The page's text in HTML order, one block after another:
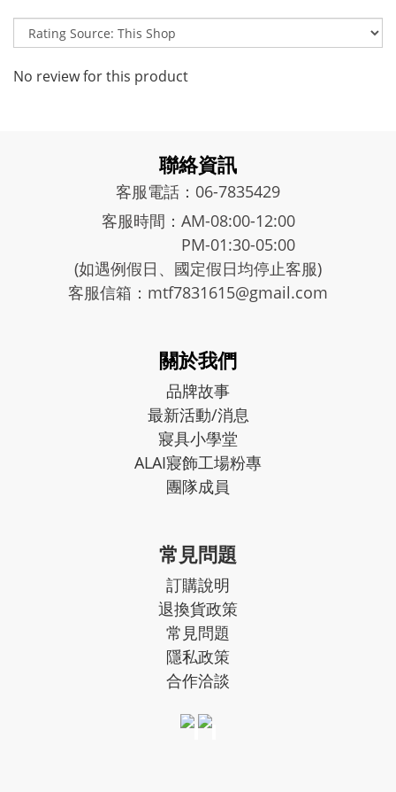
No review for this product
聯絡資訊
客服電話：06-7835429
客服時間：AM-08:00-12:00
PM-01:30-05:00
(如遇例假日、國定假日均停止客服)
客服信箱：mtf7831615@gmail.com
關於我們
品牌故事
最新活動/消息
寢具小學堂
ALAI寢飾工場粉專
團隊成員
常見問題
訂購說明
退換貨政策
常見問題
隱私政策
合作洽談